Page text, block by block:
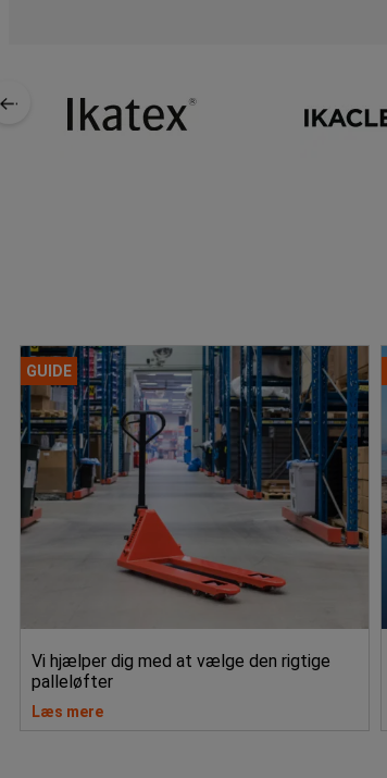
GUIDE
Vi hjælper dig med at vælge den rigtige
palleløfter
Læs mere